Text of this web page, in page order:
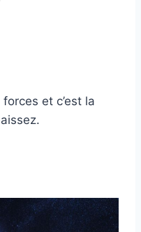
et c’est la